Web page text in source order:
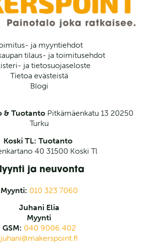
ja myyntiehdot
tilaus- ja toimitusehdot
ja tietosuojaseloste
Tietoa evästeistä
Blogi
& Tuotanto Pitkämäenkatu 13 20250
Turku
Koski TL: Tuotanto
40 31500 Koski Tl
ja neuvonta
Myynti: 010 323 7060
Juhani Elia
Myynti
GSM: 040 9006 402
juhani@makerspoint.fi